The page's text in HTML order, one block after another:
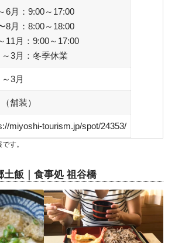
6月：9:00～17:00
8月：8:00～18:00
11月：9:00～17:00
～3月：冬季休業
3月
舗装）
miyoshi-tourism.jp/spot/24353/
す。
土飯｜食事処 祖谷橋